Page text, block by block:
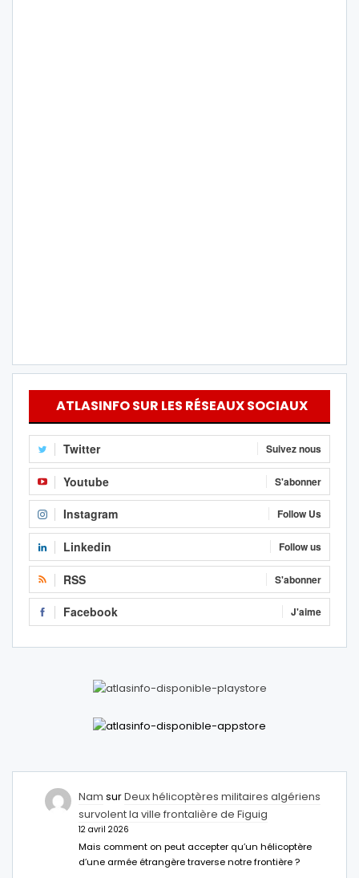
ATLASINFO SUR LES RÉSEAUX SOCIAUX
Twitter Suivez nous
Youtube S'abonner
Instagram Follow Us
Linkedin Follow us
RSS S'abonner
Facebook J'aime
Nam surDeux hélicoptères militaires algériens
survolent la ville frontalière de Figuig
12 avril 2026
Mais comment on peut accepter qu’un hélicoptère
d’une armée étrangère traverse notre frontière ?